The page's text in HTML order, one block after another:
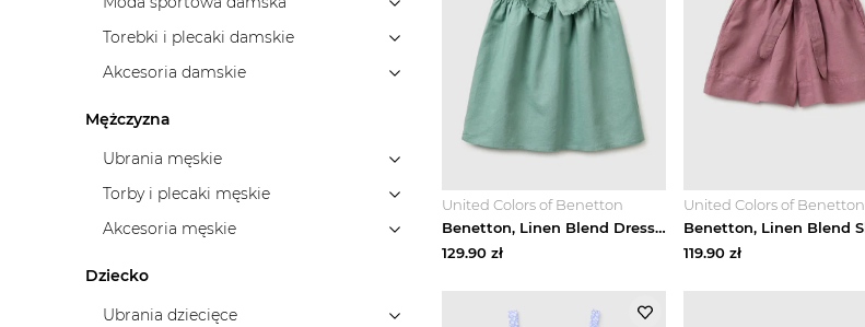
Torebki i plecaki damskie
Akcesoria damskie
Mężczyzna
Ubrania męskie
Torby i plecaki męskie
Akcesoria męskie
Dziecko
Ubrania dziecięce
United Colors of Benetton
Benetton, Linen Blend Dress With Ruffles, Aqua, Kids United Colors Of Benetton
129.90 zł
United Colors of Benetton
119.90 zł